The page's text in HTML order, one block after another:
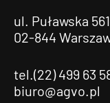
ul. Puławska 561
02-844
tel.(22) 499 63
biuro@agvo.pl